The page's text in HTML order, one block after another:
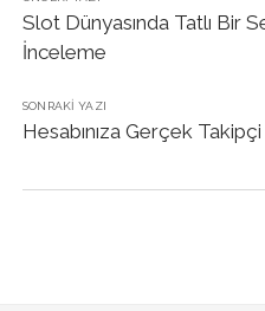
Slot Dünyasında Tatlı Bir
İnceleme
SONRAKI YAZI
Hesabınıza Gerçek Takipçi